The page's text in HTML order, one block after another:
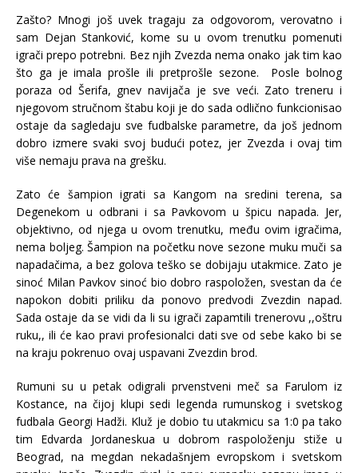
Zašto? Mnogi još uvek tragaju za odgovorom, verovatno i
sam Dejan Stanković, kome su u ovom trenutku pomenuti
igrači prepo potrebni. Bez njih Zvezda nema onako jak tim kao
što ga je imala prošle ili pretprošle sezone. Posle bolnog
poraza od Šerifa, gnev navijača je sve veći. Zato treneru i
njegovom stručnom štabu koji je do sada odlično funkcionisao
ostaje da sagledaju sve fudbalske parametre, da još jednom
dobro izmere svaki svoj budući potez, jer Zvezda i ovaj tim
više nemaju prava na grešku.
Zato će šampion igrati sa Kangom na sredini terena, sa
Degenekom u odbrani i sa Pavkovom u špicu napada. Jer,
objektivno, od njega u ovom trenutku, među ovim igračima,
nema boljeg. Šampion na početku nove sezone muku muči sa
napadačima, a bez golova teško se dobijaju utakmice. Zato je
sinoć Milan Pavkov sinoć bio dobro raspoložen, svestan da će
napokon dobiti priliku da ponovo predvodi Zvezdin napad.
Sada ostaje da se vidi da li su igrači zapamtili trenerovu ,,oštru
ruku,, ili će kao pravi profesionalci dati sve od sebe kako bi se
na kraju pokrenuo ovaj uspavani Zvezdin brod.
Rumuni su u petak odigrali prvenstveni meč sa Farulom iz
Kostance, na čijoj klupi sedi legenda rumunskog i svetskog
fudbala Georgi Hadži. Kluž je dobio tu utakmicu sa 1:0 pa tako
tim Edvarda Jordaneskua u dobrom raspoloženju stiže u
Beograd, na megdan nekadašnjem evropskom i svetskom